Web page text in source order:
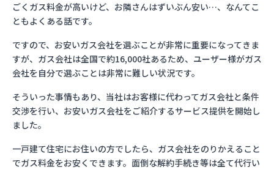
ごくガス料金が高いけど、お隣さんはずいぶん安い…、なんてこ
ともよくある話です。
ですので、お安いガス会社を選ぶことが非常に重要になってきま
すが、ガス会社は全国で約16,000社あるため、ユーザー様がガス
会社を自分で選ぶことは非常に難しい状況です。
そういった事情もあり、当社はお客様に代わってガス会社と条件
交渉を行い、お安いガス会社をご紹介するサービス提供を開始し
ました。
一戸建て住宅にお住いの方でしたら、ガス会社をのりかえること
でガス料金をお安くできます。面倒な解約手続き等は全て代行い